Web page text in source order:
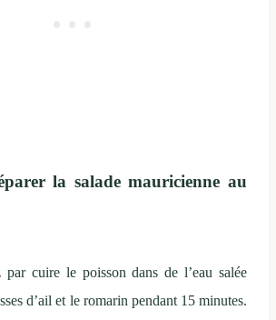
la salade mauricienne au
par cuire le poisson dans de l’eau salée
d’ail et le romarin pendant 15 minutes.